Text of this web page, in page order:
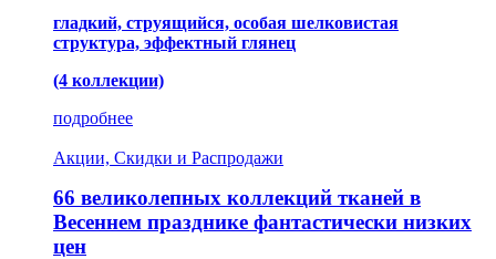
гладкий, струящийся, особая шелковистая
структура, эффектный глянец
(4 коллекции)
подробнее
Акции, Скидки и Распродажи
66 великолепных коллекций тканей в
Весеннем празднике фантастически низких
цен